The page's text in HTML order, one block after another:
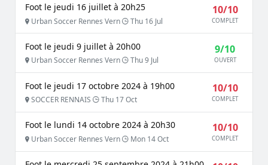
Foot le jeudi 16 juillet à 20h25
Urban Soccer Rennes Vern Thu 16 Jul
10/10
COMPLET
Foot le jeudi 9 juillet à 20h00
Urban Soccer Rennes Vern Thu 9 Jul
9/10
OUVERT
Foot le jeudi 17 octobre 2024 à 19h00
SOCCER RENNAIS Thu 17 Oct
10/10
COMPLET
Foot le lundi 14 octobre 2024 à 20h30
Urban Soccer Rennes Vern Mon 14 Oct
10/10
COMPLET